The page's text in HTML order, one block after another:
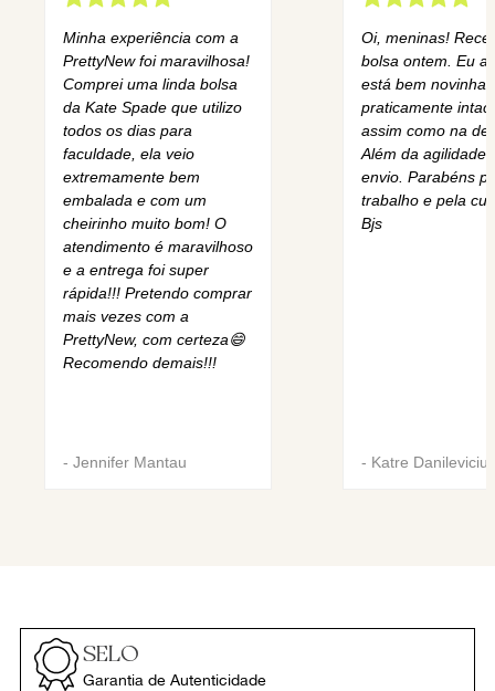
Minha experiência com a
PrettyNew foi maravilhosa!
Comprei uma linda bolsa
da Kate Spade que utilizo
todos os dias para
faculdade, ela veio
extremamente bem
embalada e com um
cheirinho muito bom! O
atendimento é maravilhoso
e a entrega foi super
rápida!!! Pretendo comprar
mais vezes com a
PrettyNew, com certeza😄
Recomendo demais!!!
- Jennifer Mantau
Oi, meninas!
bolsa ontem. Eu
está bem novinha,
praticamente
assim como na
Além da agilidade
envio. Parabéns
trabalho e pela
Bjs
- Katre Danilevicius
SELO
Garantia de Autenticidade